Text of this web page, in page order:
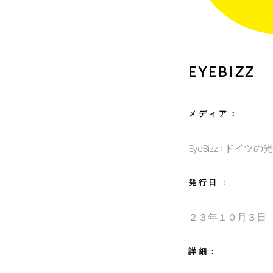
EYEBIZZ
メディア：
EyeBizz : ドイツの
発行日 :
２３年１０月３日
詳細：